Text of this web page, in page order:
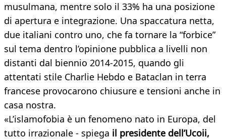
musulmana, mentre solo il 33% ha una posizione
di apertura e integrazione. Una spaccatura netta,
due italiani contro uno, che fa tornare la “forbice”
sul tema dentro l’opinione pubblica a livelli non
distanti dal biennio 2014-2015, quando gli
attentati stile Charlie Hebdo e Bataclan in terra
francese provocarono chiusure e tensioni anche in
casa nostra.
«L’islamofobia è un fenomeno nato in Europa, del
tutto irrazionale - spiega il presidente dell’Ucoii,